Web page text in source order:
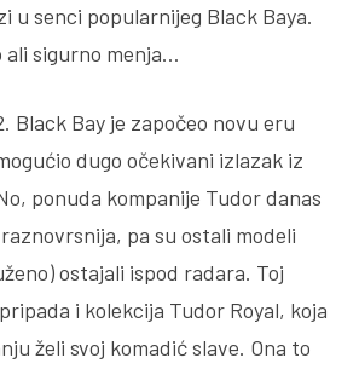
u senci popularnijeg Black Baya.
ali sigurno menja…
Black Bay je započeo novu eru
dugo očekivani izlazak iz
ponuda kompanije Tudor danas
pa su ostali modeli
ostajali ispod radara. Toj
i kolekcija Tudor Royal, koja
želi svoj komadić slave. Ona to